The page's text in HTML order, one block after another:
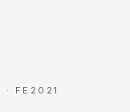
· FE2021